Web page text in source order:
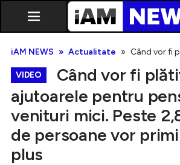
iAM NEWS Actualitate Când vor fi
VIDEO
Când vor fi
ajutoarele pentru
venituri mici. Peste
de persoane vor
plus